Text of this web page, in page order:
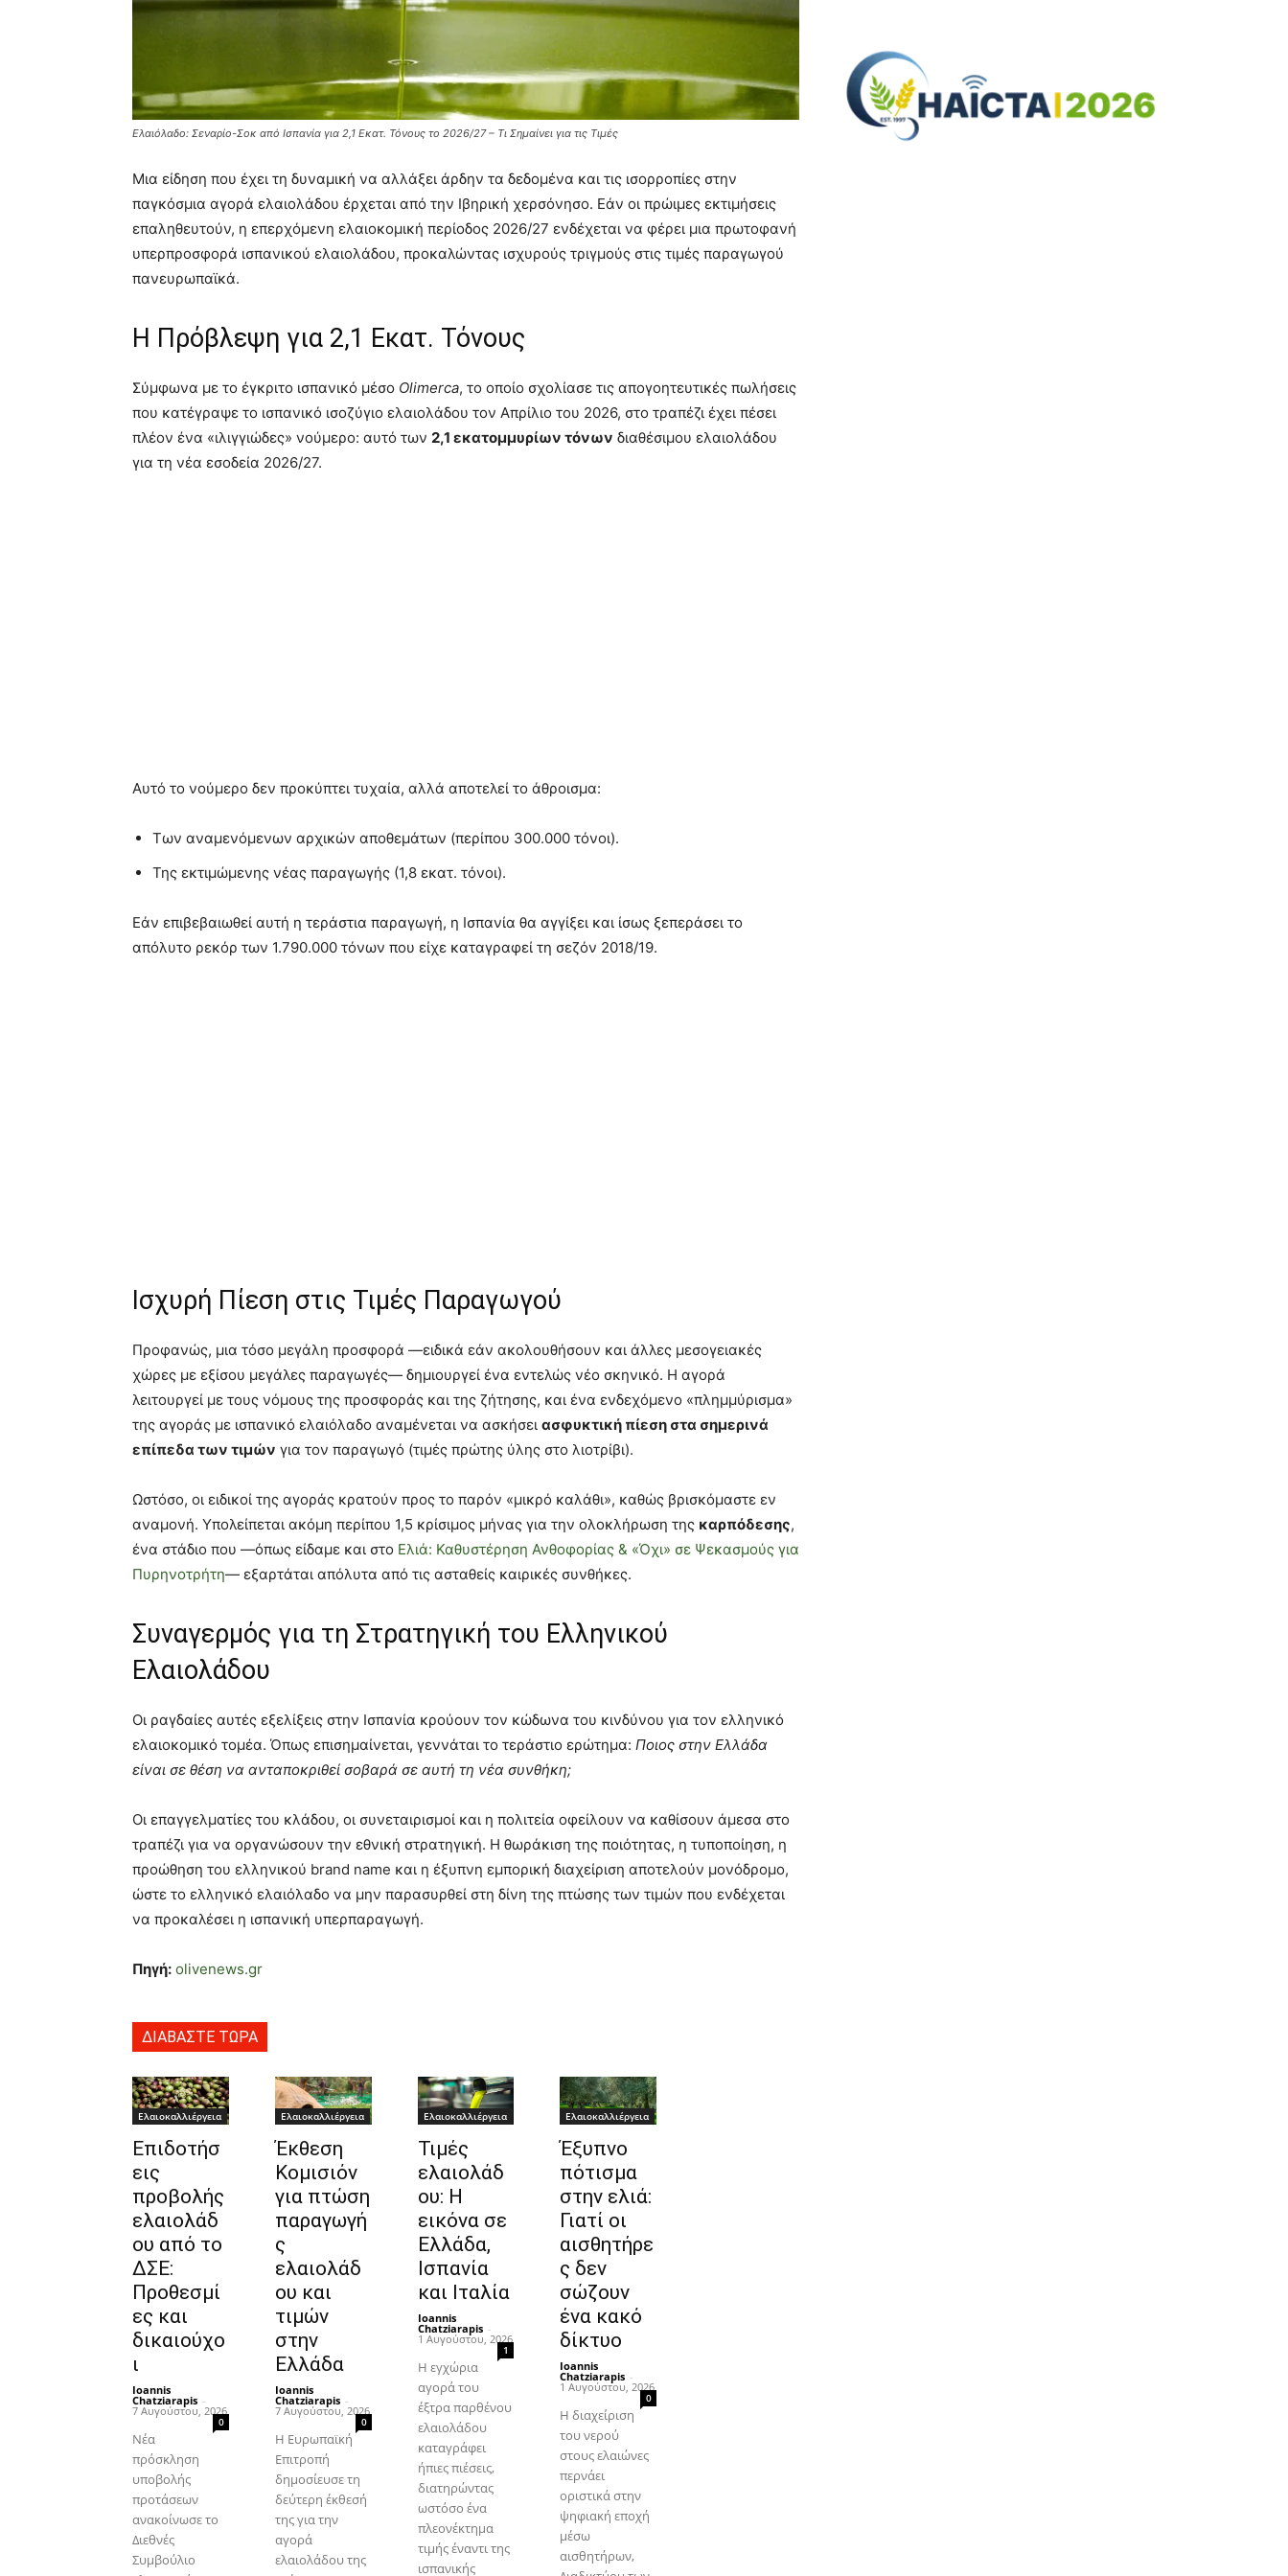
Ελαιόλαδο: Σεναρίο-Σοκ από Ισπανία για 2,1 Εκατ. Τόνους το 2026/27 – Τι Σημαίνει για τις Τιμές
Μια είδηση που έχει τη δυναμική να αλλάξει άρδην τα δεδομένα και τις ισορροπίες στην
παγκόσμια αγορά ελαιολάδου έρχεται από την Ιβηρική χερσόνησο. Εάν οι πρώιμες εκτιμήσεις
επαληθευτούν, η επερχόμενη ελαιοκομική περίοδος 2026/27 ενδέχεται να φέρει μια πρωτοφανή
υπερπροσφορά ισπανικού ελαιολάδου, προκαλώντας ισχυρούς τριγμούς στις τιμές παραγωγού
πανευρωπαϊκά.
Η Πρόβλεψη για 2,1 Εκατ. Τόνους
Σύμφωνα με το έγκριτο ισπανικό μέσο Olimerca, το οποίο σχολίασε τις απογοητευτικές πωλήσεις
που κατέγραψε το ισπανικό ισοζύγιο ελαιολάδου τον Απρίλιο του 2026, στο τραπέζι έχει πέσει
πλέον ένα «ιλιγγιώδες» νούμερο: αυτό των 2,1 εκατομμυρίων τόνων διαθέσιμου ελαιολάδου
για τη νέα εσοδεία 2026/27.
Αυτό το νούμερο δεν προκύπτει τυχαία, αλλά αποτελεί το άθροισμα:
Των αναμενόμενων αρχικών αποθεμάτων (περίπου 300.000 τόνοι).
Της εκτιμώμενης νέας παραγωγής (1,8 εκατ. τόνοι).
Εάν επιβεβαιωθεί αυτή η τεράστια παραγωγή, η Ισπανία θα αγγίξει και ίσως ξεπεράσει το
απόλυτο ρεκόρ των 1.790.000 τόνων που είχε καταγραφεί τη σεζόν 2018/19.
Ισχυρή Πίεση στις Τιμές Παραγωγού
Προφανώς, μια τόσο μεγάλη προσφορά —ειδικά εάν ακολουθήσουν και άλλες μεσογειακές
χώρες με εξίσου μεγάλες παραγωγές— δημιουργεί ένα εντελώς νέο σκηνικό. Η αγορά
λειτουργεί με τους νόμους της προσφοράς και της ζήτησης, και ένα ενδεχόμενο «πλημμύρισμα»
της αγοράς με ισπανικό ελαιόλαδο αναμένεται να ασκήσει ασφυκτική πίεση στα σημερινά
επίπεδα των τιμών για τον παραγωγό (τιμές πρώτης ύλης στο λιοτρίβι).
Ωστόσο, οι ειδικοί της αγοράς κρατούν προς το παρόν «μικρό καλάθι», καθώς βρισκόμαστε εν
αναμονή. Υπολείπεται ακόμη περίπου 1,5 κρίσιμος μήνας για την ολοκλήρωση της καρπόδεσης,
ένα στάδιο που —όπως είδαμε και στο Ελιά: Καθυστέρηση Ανθοφορίας & «Όχι» σε Ψεκασμούς για
Πυρηνοτρήτη— εξαρτάται απόλυτα από τις ασταθείς καιρικές συνθήκες.
Συναγερμός για τη Στρατηγική του Ελληνικού
Ελαιολάδου
Οι ραγδαίες αυτές εξελίξεις στην Ισπανία κρούουν τον κώδωνα του κινδύνου για τον ελληνικό
ελαιοκομικό τομέα. Όπως επισημαίνεται, γεννάται το τεράστιο ερώτημα: Ποιος στην Ελλάδα
είναι σε θέση να ανταποκριθεί σοβαρά σε αυτή τη νέα συνθήκη;
Οι επαγγελματίες του κλάδου, οι συνεταιρισμοί και η πολιτεία οφείλουν να καθίσουν άμεσα στο
τραπέζι για να οργανώσουν την εθνική στρατηγική. Η θωράκιση της ποιότητας, η τυποποίηση, η
προώθηση του ελληνικού brand name και η έξυπνη εμπορική διαχείριση αποτελούν μονόδρομο,
ώστε το ελληνικό ελαιόλαδο να μην παρασυρθεί στη δίνη της πτώσης των τιμών που ενδέχεται
να προκαλέσει η ισπανική υπερπαραγωγή.
Πηγή: olivenews.gr
ΔΙΑΒΑΣΤΕ ΤΩΡΑ
Ελαιοκαλλιέργεια
Επιδοτήσ
εις
προβολής
ελαιολάδ
ου από το
ΔΣΕ:
Προθεσμί
ες και
δικαιούχο
ι
Ioannis
Chatziarapis -
7 Αυγούστου, 2026
0
Νέα
πρόσκληση
υποβολής
προτάσεων
ανακοίνωσε το
Διεθνές
Συμβούλιο
Ελαιοκαλλιέργεια
Έκθεση
Κομισιόν
για πτώση
παραγωγή
ς
ελαιολάδ
ου και
τιμών
στην
Ελλάδα
Ioannis
Chatziarapis -
7 Αυγούστου, 2026
0
Η Ευρωπαϊκή
Επιτροπή
δημοσίευσε τη
δεύτερη έκθεσή
της για την
αγορά
ελαιολάδου της
Ελαιοκαλλιέργεια
Τιμές
ελαιολάδ
ου: Η
εικόνα σε
Ελλάδα,
Ισπανία
και Ιταλία
Ioannis
Chatziarapis -
1 Αυγούστου, 2026
1
Η εγχώρια
αγορά του
έξτρα παρθένου
ελαιολάδου
καταγράφει
ήπιες πιέσεις,
διατηρώντας
ωστόσο ένα
πλεονέκτημα
τιμής έναντι της
ισπανικής
Ελαιοκαλλιέργεια
Έξυπνο
πότισμα
στην ελιά:
Γιατί οι
αισθητήρε
ς δεν
σώζουν
ένα κακό
δίκτυο
Ioannis
Chatziarapis -
1 Αυγούστου, 2026
0
Η διαχείριση
του νερού
στους ελαιώνες
περνάει
οριστικά στην
ψηφιακή εποχή
μέσω
αισθητήρων,